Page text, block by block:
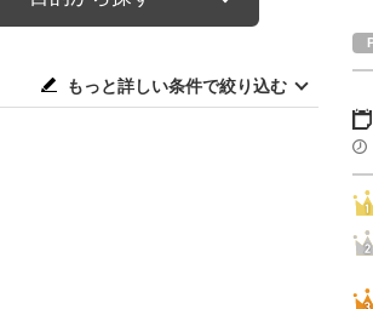
もっと詳しい条件で絞り込む